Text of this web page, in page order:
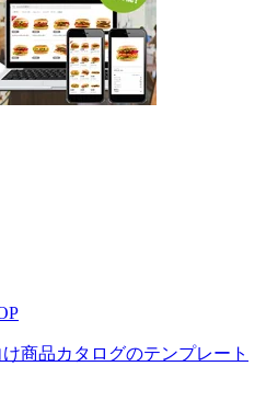
商品カタログのテンプレート